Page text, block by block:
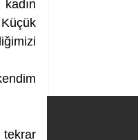
tekrar